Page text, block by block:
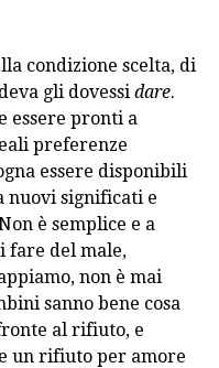
condizione scelta, di
gli dovessi dare.
essere pronti a
preferenze
essere disponibili
nuovi significati e
è semplice e a
fare del male,
non è mai
sanno bene cosa
al rifiuto, e
un rifiuto per amore